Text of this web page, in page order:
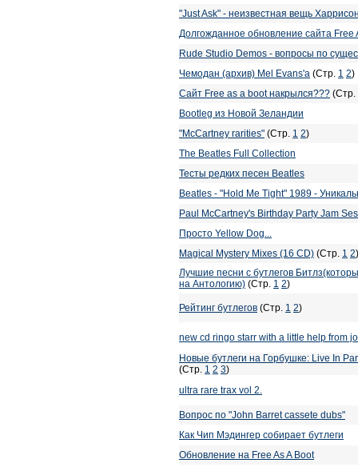
"Just Ask" - неизвестная вещь
Долгожданное обновление сайта Free
Rude Studio Demos - вопросы по
Чемодан (архив) Mel Evans'a (Стр. 1 2)
Сайт Free as a boot накрылся??? (Стр.
Bootleg из Новой Зеландии
"McCartney rarities" (Стр. 1 2)
The Beatles Full Collection
Тесты редких песен Beatles
Beatles - "Hold Me Tight" 1989 -
Paul McCartney's Birthday Party Jam
Просто Yellow Dog...
Magical Mystery Mixes (16 CD) (Стр. 1 2)
Лучшие песни с бутлегов
на Антологию) (Стр. 1 2)
Рейтинг бутлегов (Стр. 1 2)
new cd ringo starr with a little help from
Новые бутлеги на Горбушке: Live In
(Стр. 1 2 3)
ultra rare trax vol 2.
Вопрос по "John Barret cassete dubs"
Как Чип Мэдингер собирает бутлеги
Обновление на Free As A Boot